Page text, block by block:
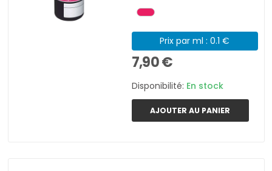
Prix par ml : 0.1 €
7,90 €
Disponibilité: En stock
AJOUTER AU PANIER